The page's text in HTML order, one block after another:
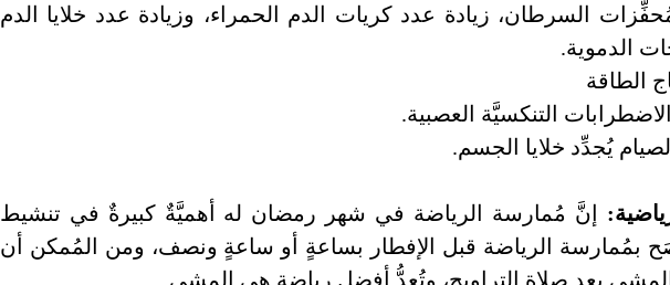
السرطان، زيادة عدد كريات الدم الحمراء، وزيادة عدد خلايا الدم
الدموية.
الطاقة
التنكسيَّة العصبية.
يُجدِّد خلايا الجسم.
إنَّ مُمارسة الرياضة في شهر رمضان له أهميَّةٌ كبيرةٌ في تنشيط
بمُمارسة الرياضة قبل الإفطار بساعةٍ أو ساعةٍ ونصف، ومن المُمكن أن
بعد صلاة التراويح، وتُعدُّ أفضل رياضةٍ هي المشي.